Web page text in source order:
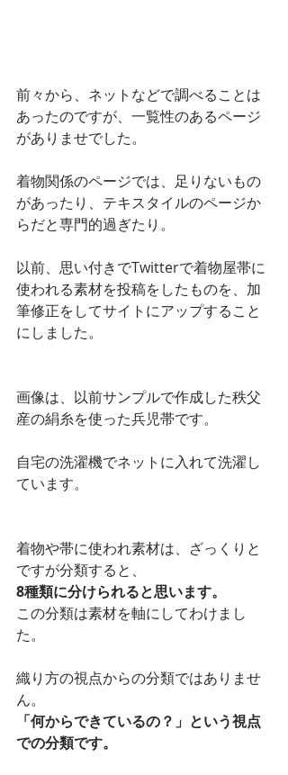
前々から、ネットなどで調べることは
あったのですが、一覧性のあるページ
がありませでした。
着物関係のページでは、足りないもの
があったり、テキスタイルのページか
らだと専門的過ぎたり。
以前、思い付きでTwitterで着物屋帯に
使われる素材を投稿をしたものを、加
筆修正をしてサイトにアップすること
にしました。
画像は、以前サンプルで作成した秩父
産の絹糸を使った兵児帯です。
自宅の洗濯機でネットに入れて洗濯し
ています。
着物や帯に使われ素材は、ざっくりと
ですが分類すると、
8種類に分けられると思います。
この分類は素材を軸にしてわけまし
た。
織り方の視点からの分類ではありませ
ん。
「何からできているの？」という視点
での分類です。